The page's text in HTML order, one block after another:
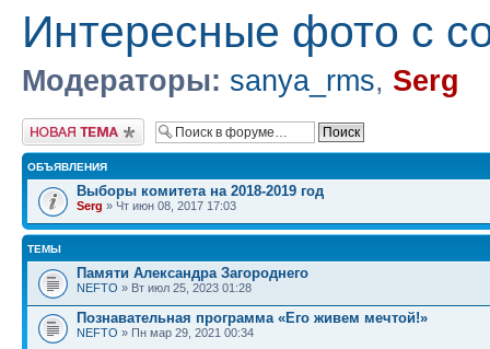
Интересные фото с
Модераторы: sanya_rms, Serg
Новая тема
ОБЪЯВЛЕНИЯ
Выборы комитета на 2018-2019 год
Serg » Чт июн 08, 2017 17:03
ТЕМЫ
Памяти Александра Загороднего
NEFTO » Вт июл 25, 2023 01:28
Познавательная программа «Его живем мечтой!»
NEFTO » Пн мар 29, 2021 00:34